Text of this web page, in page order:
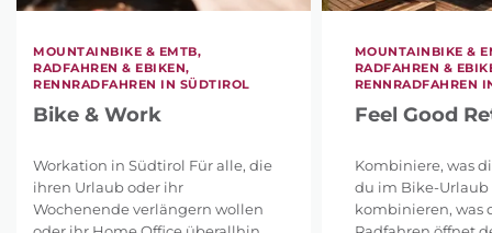
MOUNTAINBIKE & EMTB,
RADFAHREN & EBIKEN,
RENNRADFAHREN IN SÜDTIROL
Bike & Work
Workation in Südtirol Für alle, die
ihren Urlaub oder ihr
Wochenende verlängern wollen
MOUNTAINBIKE &
RADFAHREN &
RENNRADFAHREN
Feel Good
Kombiniere, was
du im Bike-Urlaub
kombinieren, was